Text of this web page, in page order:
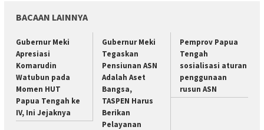
BACAAN LAINNYA
Gubernur Meki
Apresiasi
Komarudin
Watubun pada
Momen HUT
Papua Tengah ke
IV, Ini Jejaknya
Gubernur Meki
Tegaskan
Pensiunan ASN
Adalah Aset
Bangsa,
TASPEN Harus
Berikan
Pelayanan
Pemprov Papua
Tengah
sosialisasi aturan
penggunaan
rusun ASN